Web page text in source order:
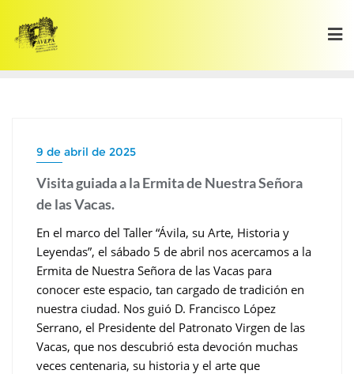
contenido
9 de abril de 2025
Visita guiada a la Ermita de Nuestra Señora
de las Vacas.
En el marco del Taller “Ávila, su Arte, Historia y
Leyendas”, el sábado 5 de abril nos acercamos a la
Ermita de Nuestra Señora de las Vacas para
conocer este espacio, tan cargado de tradición en
nuestra ciudad. Nos guió D. Francisco López
Serrano, el Presidente del Patronato Virgen de las
Vacas, que nos descubrió esta devoción muchas
veces centenaria, su historia y el arte que